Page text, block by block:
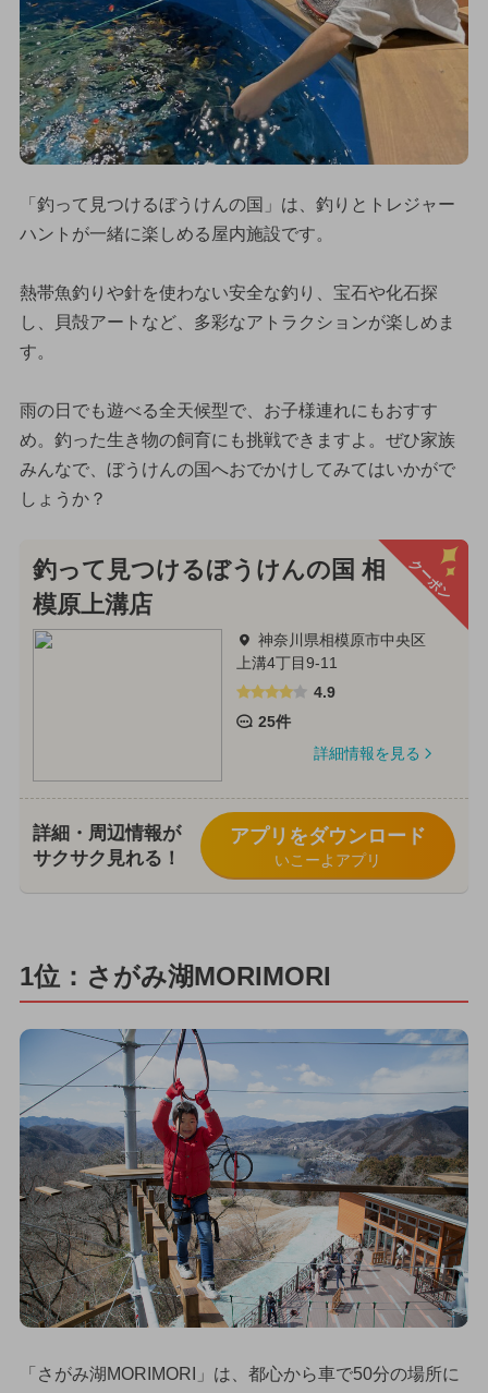
「釣って見つけるぼうけんの国」は、釣りとトレジャー
ハントが一緒に楽しめる屋内施設です。
熱帯魚釣りや針を使わない安全な釣り、宝石や化石探
し、貝殻アートなど、多彩なアトラクションが楽しめま
す。
雨の日でも遊べる全天候型で、お子様連れにもおすす
め。釣った生き物の飼育にも挑戦できますよ。ぜひ家族
みんなで、ぼうけんの国へおでかけしてみてはいかがで
しょうか？
クーポン
釣って見つけるぼうけんの国 相
模原上溝店
神奈川県相模原市中央区
上溝4丁目9-11
4.9
25件
詳細情報を見る
詳細・周辺情報が
サクサク見れる！
アプリをダウンロード
いこーよアプリ
1位：さがみ湖MORIMORI
「さがみ湖MORIMORI」は、都心から車で50分の場所に